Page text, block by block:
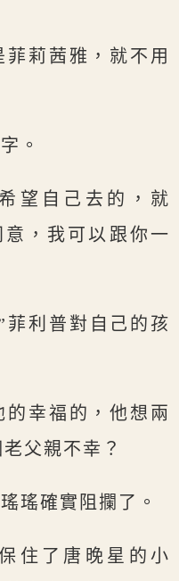
莉茜雅，就不用
。
望自己去的，就
，我可以跟你一
菲利普對自己的孩
幸福的，他想兩
父親不幸？
瑤確實阻攔了。
住了唐晚星的小